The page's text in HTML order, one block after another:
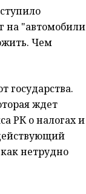
на "автомобили
Чем
государства.
ждет
РК о налогах и
нетрудно